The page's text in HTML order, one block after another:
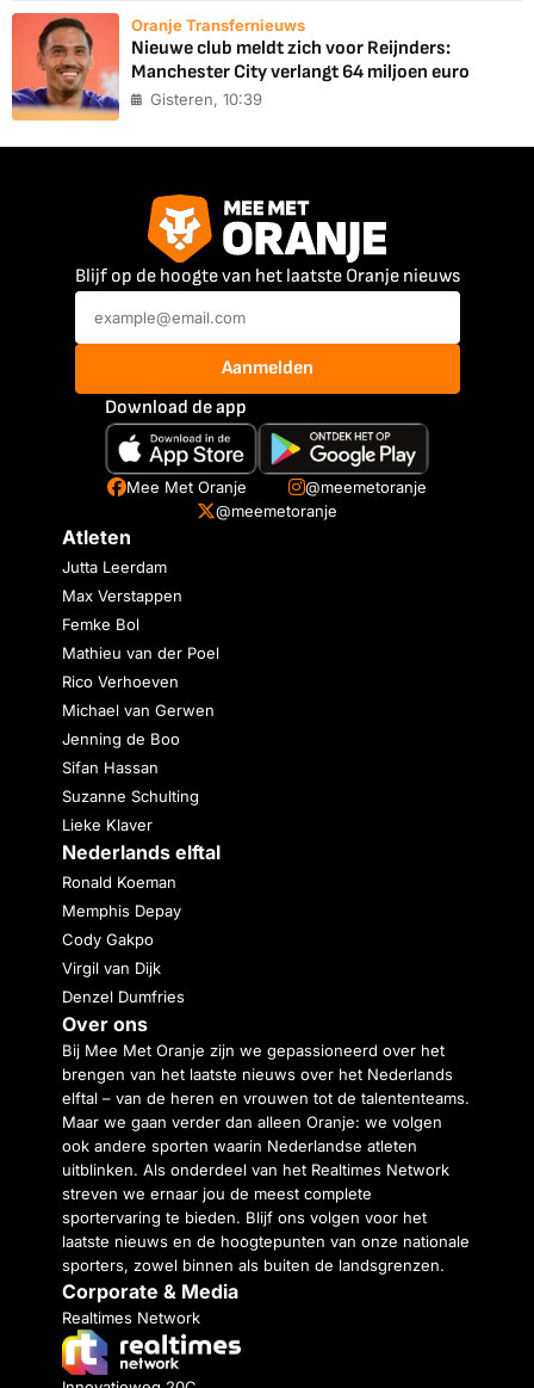
Oranje Transfernieuws
Nieuwe club meldt zich voor Reijnders:
Manchester City verlangt 64 miljoen euro
Gisteren, 10:39
Blijf op de hoogte van het laatste Oranje nieuws
Aanmelden
Download de app
Mee Met Oranje
@meemetoranje
@meemetoranje
Atleten
Jutta Leerdam
Max Verstappen
Femke Bol
Mathieu van der Poel
Rico Verhoeven
Michael van Gerwen
Jenning de Boo
Sifan Hassan
Suzanne Schulting
Lieke Klaver
Nederlands elftal
Ronald Koeman
Memphis Depay
Cody Gakpo
Virgil van Dijk
Denzel Dumfries
Over ons
Bij Mee Met Oranje zijn we gepassioneerd over het
brengen van het laatste nieuws over het Nederlands
elftal – van de heren en vrouwen tot de talententeams.
Maar we gaan verder dan alleen Oranje: we volgen
ook andere sporten waarin Nederlandse atleten
uitblinken. Als onderdeel van het Realtimes Network
streven we ernaar jou de meest complete
sportervaring te bieden. Blijf ons volgen voor het
laatste nieuws en de hoogtepunten van onze nationale
sporters, zowel binnen als buiten de landsgrenzen.
Corporate & Media
Realtimes Network